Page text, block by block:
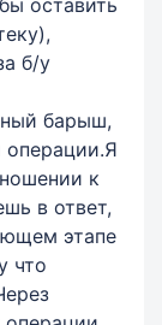
б/у
барыш,
к
в ответ,
этапе
что